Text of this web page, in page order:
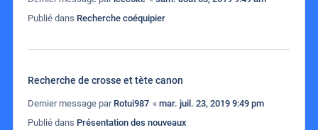
Publié dans Recherche coéquipier
Recherche de crosse et tète canon
Dernier message par Rotui987 « mar. juil. 23, 2019 9:49 pm
Publié dans Présentation des nouveaux